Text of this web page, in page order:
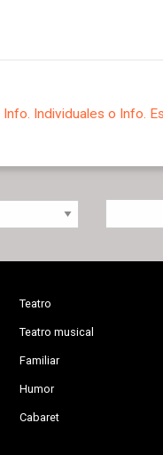
Info. Individuales o Info.
Teatro
Teatro musical
Familiar
Humor
Cabaret